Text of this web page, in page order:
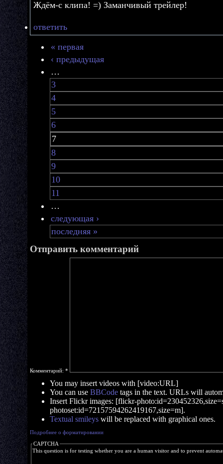
Ждём-с клипа! =) Заманчивый трейлер!
ответить
« первая
‹ предыдущая
…
3
4
5
6
7
8
9
10
11
…
следующая ›
последняя »
Отправить комментарий
Комментарий: *
You may insert videos with [video:URL]
You can use BBCode tags in the text. URLs will
Insert Flickr images: [flickr-
photoset:id=72157594262419167,size=m].
Textual smileys will be replaced with graphical ones.
Подробнее о форматировании
CAPTCHA
This question is for testing whether you are a human visitor and to prevent